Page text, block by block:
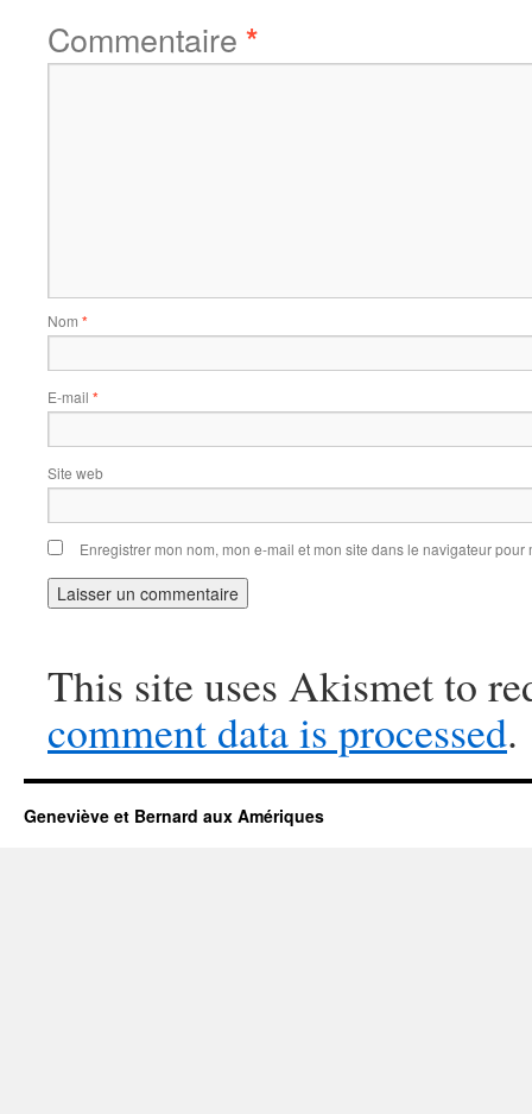
Commentaire *
Nom *
E-mail *
Site web
Enregistrer mon nom, mon e-mail et mon site dans le navigateur
This site uses Akismet to
comment data is processed.
Geneviève et Bernard aux Amériques